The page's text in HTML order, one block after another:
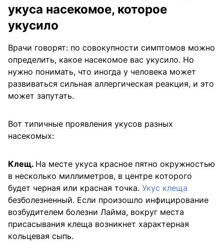
укуса насекомое, которое
укусило
Врачи говорят: по совокупности симптомов можно
определить, какое насекомое вас укусило. Но
нужно понимать, что иногда у человека может
развиваться сильная аллергическая реакция, и это
может запутать.
Вот типичные проявления укусов разных
насекомых:
Клещ. На месте укуса красное пятно окружностью
в несколько миллиметров, в центре которого
будет черная или красная точка. Укус клеща
безболезненный. Если произошло инфицирование
возбудителем болезни Лайма, вокруг места
присасывания клеща возникнет характерная
кольцевая сыпь.